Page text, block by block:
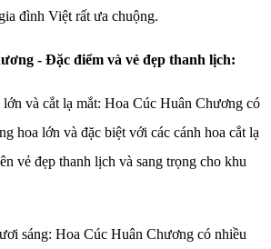
đình Việt rất ưa chuộng.
- Đặc điểm và vẻ đẹp thanh lịch:
và cắt lạ mắt: Hoa Cúc Huân Chương có
hoa lớn và đặc biệt với các cánh hoa cắt lạ
vẻ đẹp thanh lịch và sang trọng cho khu
sáng: Hoa Cúc Huân Chương có nhiều